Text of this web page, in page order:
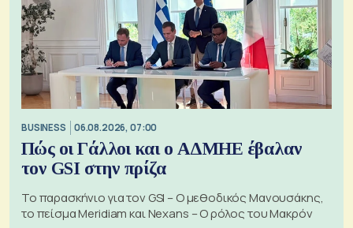
BUSINESS 06.08.2026, 07:00
Πώς οι Γάλλοι και ο ΑΔΜΗΕ έβαλαν
τον GSI στην πρίζα
Το παρασκήνιο για τον GSI – Ο μεθοδικός Μανουσάκης,
το πείσμα Meridiam και Nexans – Ο ρόλος του Μακρόν